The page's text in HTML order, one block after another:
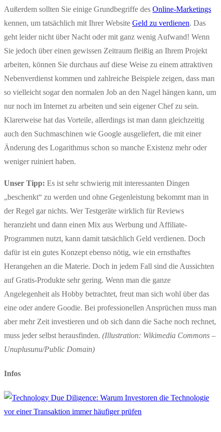
Außerdem sollten Sie einige Grundbegriffe des Online-Marketings
kennen, um tatsächlich mit Ihrer Website Geld zu verdienen. Das
geht leider nicht über Nacht oder mit ganz wenig Aufwand! Wenn
Sie jedoch über einen gewissen Zeitraum fleißig an Ihrem Projekt
arbeiten, können Sie durchaus auf diese Weise zu einem attraktiven
Nebenverdienst kommen und zahlreiche Beispiele zeigen, dass man
so vielleicht sogar den normalen Job an den Nagel hängen kann, um
nur noch im Internet zu arbeiten und sein eigener Chef zu sein.
Klarerweise hat das Vorteile, allerdings ist man dann gleichzeitig
auch den Suchmaschinen wie Google ausgeliefert, die mit einer
Änderung des Logarithmus schon so manche Existenz mehr oder
weniger ruiniert haben.
Unser Tipp: Es ist sehr schwierig mit interessanten Dingen
„beschenkt“ zu werden und ohne Gegenleistung bekommt man in
der Regel gar nichts. Wer Testgeräte wirklich für Reviews
heranzieht und dann einen Mix aus Werbung und Affiliate-
Programmen nutzt, kann damit tatsächlich Geld verdienen. Doch
dafür ist ein gutes Konzept ebenso nötig, wie ein ernsthaftes
Herangehen an die Materie. Doch in jedem Fall sind die Aussichten
auf Gratis-Produkte sehr gering. Wenn man die ganze
Angelegenheit als Hobby betrachtet, freut man sich wohl über das
eine oder andere Goodie. Bei professionellen Ansprüchen muss man
aber mehr Zeit investieren und ob sich dann die Sache noch rechnet,
muss jeder selbst herausfinden. (Illustration: Wikimedia Commons –
Unuplusunu/Public Domain)
Infos